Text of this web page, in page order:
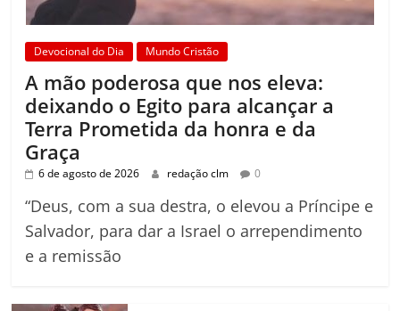
Devocional do Dia Mundo Cristão
A mão poderosa que nos eleva:
deixando o Egito para alcançar a
Terra Prometida da honra e da
Graça
6 de agosto de 2026 redação clm 0
“Deus, com a sua destra, o elevou a Príncipe e
Salvador, para dar a Israel o arrependimento
e a remissão